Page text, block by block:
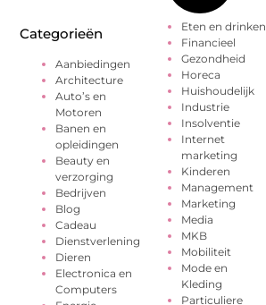
Categorieën
Aanbiedingen
Architecture
Auto’s en
Motoren
Banen en
opleidingen
Beauty en
verzorging
Bedrijven
Blog
Cadeau
Dienstverlening
Dieren
Electronica en
Computers
Eten en drinken
Financieel
Gezondheid
Horeca
Huishoudelijk
Industrie
Insolventie
Internet
marketing
Kinderen
Management
Marketing
Media
MKB
Mobiliteit
Mode en
Kleding
Particuliere